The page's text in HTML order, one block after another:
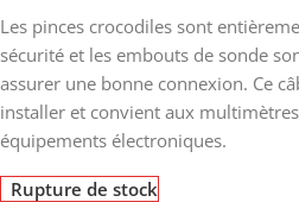
Les pinces crocodiles sont
sécurité et les embouts de sonde
assurer une bonne connexion. Ce
installer et convient aux
équipements électroniques.
Rupture de stock